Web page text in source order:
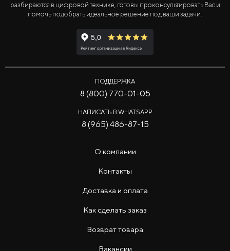
разбираются в цифровой технике, готовы проконсультировать Вас и
помочь подобрать идеальное решение под ваши задачи.
ПОДДЕРЖКА
8 (800) 770-01-05
НАПИСАТЬ В WHATSAPP
8 (965) 486-87-15
О компании
Контакты
Доставка и оплата
Как сделать заказ
Возврат товара
Вакансии